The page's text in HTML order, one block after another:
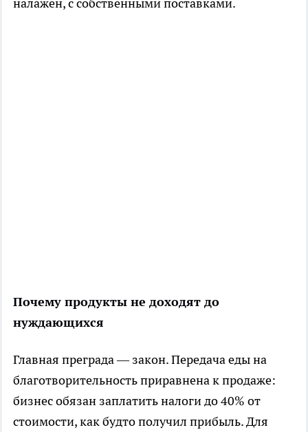
Почему продукты не доходят до
нуждающихся
Главная преграда — закон. Передача еды на
благотворительность приравнена к продаже:
бизнес обязан заплатить налоги до 40% от
стоимости, как будто получил прибыль. Для